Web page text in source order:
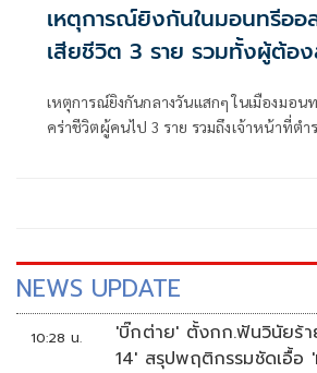
เหตุการณ์ยิงกันในมอนทรีออ
เสียชีวิต 3 ราย รวมทั้งผู้ต้อ
เหตุการณ์ยิงกันกลางวันแสกๆ ในเมืองมอ
คร่าชีวิตผู้คนไป 3 ราย รวมถึงเจ้าหน้าที่ตำ
NEWS UPDATE
10:28 น.
'บิ๊กต่าย' ตั้งกก.ฟันวินัยร้
14' สรุปพฤติกรรมชัดเอื้